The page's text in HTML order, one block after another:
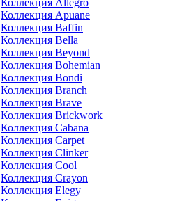
Коллекция Allegro
Коллекция Apuane
Коллекция Baffin
Коллекция Bella
Коллекция Beyond
Коллекция Bohemian
Коллекция Bondi
Коллекция Branch
Коллекция Brave
Коллекция Brickwork
Коллекция Cabana
Коллекция Carpet
Коллекция Clinker
Коллекция Cool
Коллекция Crayon
Коллекция Elegy